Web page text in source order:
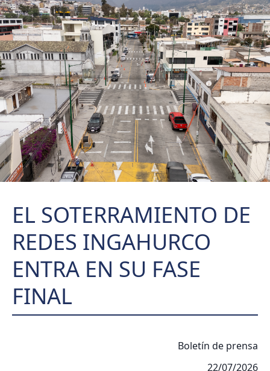
EL SOTERRAMIENTO DE
REDES INGAHURCO
ENTRA EN SU FASE
FINAL
Boletín de prensa
22/07/2026